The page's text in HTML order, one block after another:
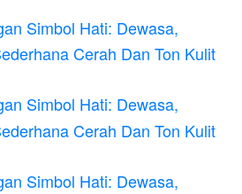
Simbol Hati: Dewasa,
Cerah Dan Ton Kulit
Simbol Hati: Dewasa,
Cerah Dan Ton Kulit
Simbol Hati: Dewasa,